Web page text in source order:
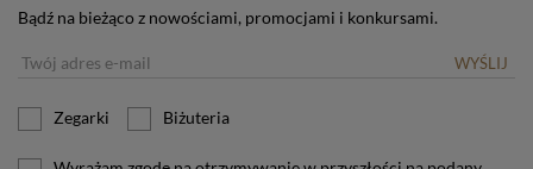
Bądź na bieżąco z nowościami, promocjami i konkursami.
WYŚLIJ
Zegarki Biżuteria